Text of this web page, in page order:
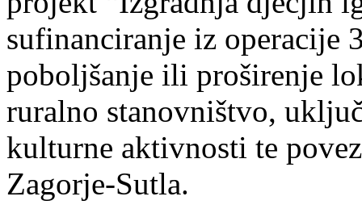
sufinanciranje iz operacije
poboljšanje ili proširenje
ruralno stanovništvo,
kulturne aktivnosti te
Zagorje-Sutla.